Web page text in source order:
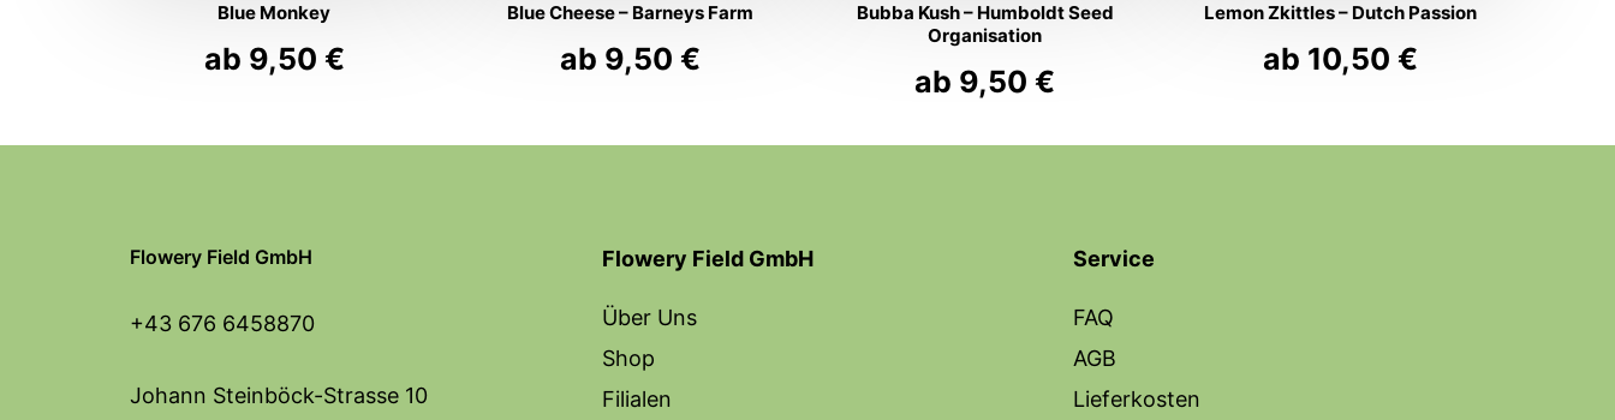
Blue Monkey
ab 9,50 €
Blue Cheese – Barneys Farm
ab 9,50 €
Bubba Kush – Humboldt Seed
Organisation
ab 9,50€
Lemon Zkittles – Dutch Passion
ab 10,50€
Flowery Field GmbH
+43 676 6458870
Johann Steinböck-Strasse 10
Flowery Field GmbH
Über Uns
Shop
Filialen
Service
FAQ
AGB
Lieferkosten